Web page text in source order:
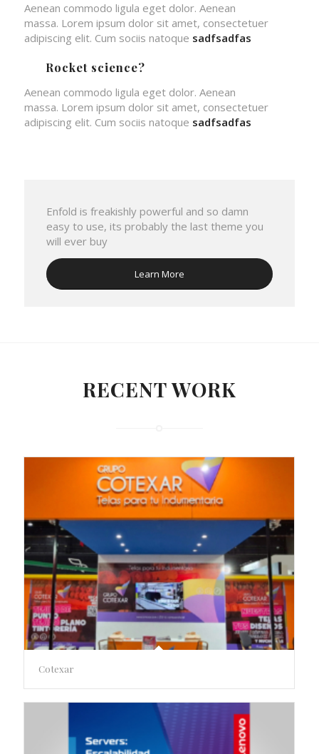
Aenean commodo ligula eget dolor. Aenean
massa. Lorem ipsum dolor sit amet, consectetuer
adipiscing elit. Cum sociis natoque sadfsadfas
Rocket science?
Aenean commodo ligula eget dolor. Aenean
massa. Lorem ipsum dolor sit amet, consectetuer
adipiscing elit. Cum sociis natoque sadfsadfas
Enfold is freakishly powerful and so damn
easy to use, its probably the last theme you
will ever buy
Learn More
RECENT WORK
Cotexar